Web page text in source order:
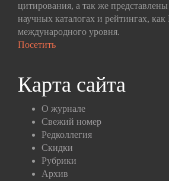
цитирования, а так же
научных каталогах и рейтингах, как
международного уровня.
Посетить
Карта сайта
О журнале
Свежий номер
Редколлегия
Скидки
Рубрики
Архив